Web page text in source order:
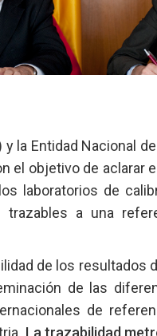
la Entidad Nacional
el objetivo de aclarar
laboratorios de
a una
de los resultados
de las
de
La trazabilidad